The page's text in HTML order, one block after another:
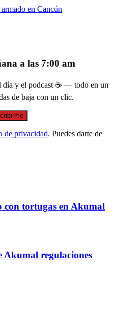
en Cancún
a las 7:00 am
día y el podcast ☕ — todo en un
de baja con un clic.
de privacidad. Puedes darte de
con tortugas en Akumal
Akumal regulaciones